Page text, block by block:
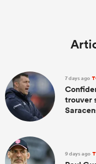
7 days ago
trouver
9 days ago